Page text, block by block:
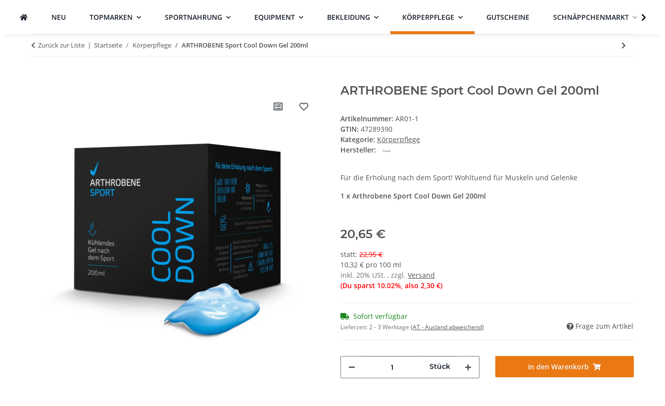
NEU TOPMARKEN SPORTNAHRUNG EQUIPMENT BEKLEIDUNG KÖRPERPFLEGE GUTSCHEINE SCHNÄPPCHENMARKT
Zurück zur Liste Startseite Körperpflege ARTHROBENE Sport Cool Down Gel 200ml
ARTHROBENE Sport Cool Down Gel 200ml
Artikelnummer: AR01-1
GTIN: 47289390
Kategorie: Körperpflege
Hersteller:
Für die Erholung nach dem Sport! Wohltuend für Muskeln und Gelenke
1 x Arthrobene Sport Cool Down Gel 200ml
20,65 €
statt: 22,95 €
10,32 € pro 100 ml
inkl. 20% USt. , zzgl. Versand
(Du sparst 10.02%, also 2,30 €)
Sofort verfügbar
Lieferzeit:2 - 3 Werktage (AT - Ausland abweichend) Frage zum Artikel
Stück In den Warenkorb